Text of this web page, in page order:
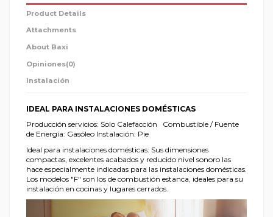
Product Details
Attachments
About Baxi
Opiniones(0)
Instalación
IDEAL PARA INSTALACIONES DOMÉSTICAS
Producción servicios: Solo Calefacción Combustible / Fuente
de Energía: Gasóleo Instalación: Pie
Ideal para instalaciones domésticas: Sus dimensiones
compactas, excelentes acabados y reducido nivel sonoro las
hace especialmente indicadas para las instalaciones domésticas.
Los modelos "F" son los de combustión estanca, ideales para su
instalación en cocinas y lugares cerrados.